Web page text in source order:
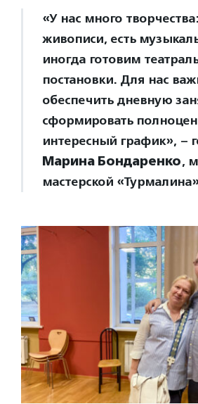
«У нас много
живописи, есть
иногда готовим
постановки. Для нас
обеспечить дневную
сформировать
интересный график», –
Марина Бондаренко,
мастерской